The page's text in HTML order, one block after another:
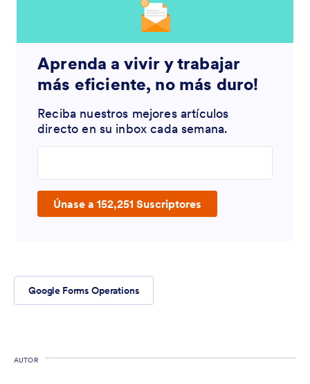
Aprenda a vivir y trabajar
más eficiente, no más duro!
Reciba nuestros mejores artículos
directo en su inbox cada semana.
Únase a 152,251 Suscriptores
Google Forms Operations
AUTOR